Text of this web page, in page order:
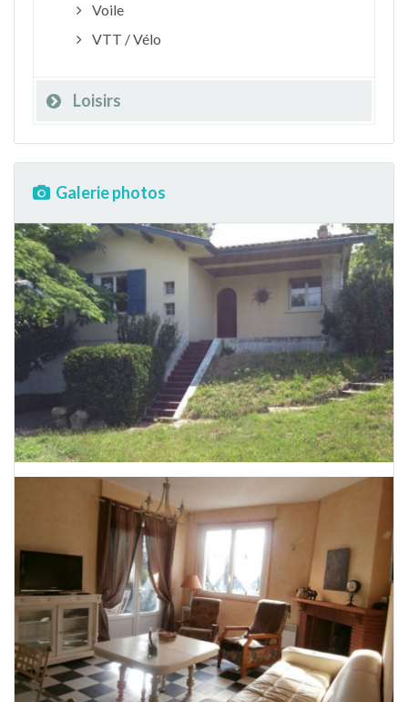
Voile
VTT / Vélo
Loisirs
Galerie photos